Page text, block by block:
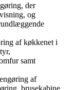
der
og
af køkkenet i
samt
af
brusekabine